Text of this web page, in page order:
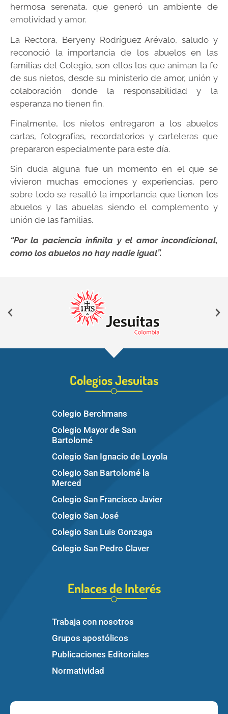
hermosa serenata, que generó un ambiente de
emotividad y amor.
La Rectora, Beryeny Rodríguez Arévalo, saludo y
reconoció la importancia de los abuelos en las
familias del Colegio, son ellos los que animan la fe
de sus nietos, desde su ministerio de amor, unión y
colaboración donde la responsabilidad y la
esperanza no tienen fin.
Finalmente, los nietos entregaron a los abuelos
cartas, fotografías, recordatorios y carteleras que
prepararon especialmente para este día.
Sin duda alguna fue un momento en el que se
vivieron muchas emociones y experiencias, pero
sobre todo se resaltó la importancia que tienen los
abuelos y las abuelas siendo el complemento y
unión de las familias.
“Por la paciencia infinita y el amor incondicional,
como los abuelos no hay nadie igual”.
Colegios Jesuitas
Colegio Berchmans
Colegio Mayor de San
Bartolomé
Colegio San Ignacio de Loyola
Colegio San Bartolomé la
Merced
Colegio San Francisco Javier
Colegio San José
Colegio San Luis Gonzaga
Colegio San Pedro Claver
Enlaces de Interés
Trabaja con nosotros
Grupos apostólicos
Publicaciones Editoriales
Normatividad